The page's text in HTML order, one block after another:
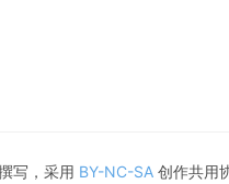
写，采用 BY-NC-SA 创作共用